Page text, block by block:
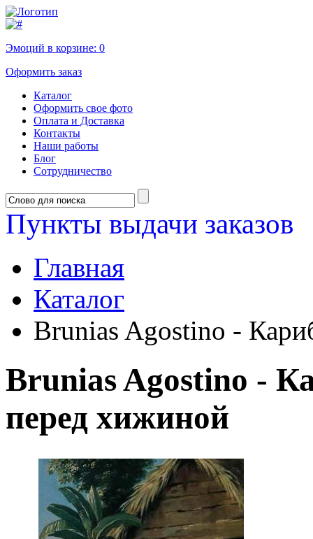
Эмоций в корзине: 0
Оформить заказ
Каталог
Оформить свое фото
Оплата и Доставка
Контакты
Наши работы
Блог
Сотрудничество
Пункты выдачи заказов
Главная
Каталог
Brunias Agostino -
Brunias Agostino -
перед хижиной